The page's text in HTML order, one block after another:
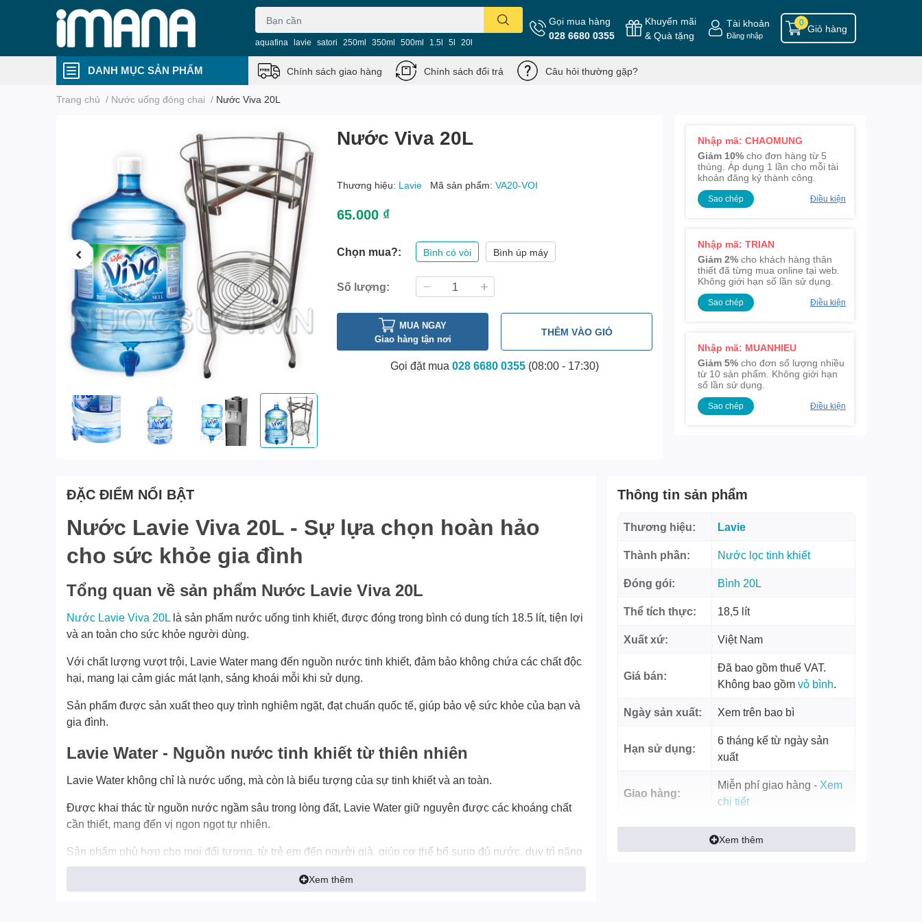
aquafina lavie satori 250ml 350ml 500ml 1.5l 5l 20l
Gọi mua hàng
028 6680 0355
Khuyến mãi
& Quà tặng
Tài khoản
Đăng nhập
Giỏ hàng
0
DANH MỤC SẢN PHẨM Chính sách giao hàng Chính sách đổi trả Câu hỏi thường gặp?
Trang chủ / Nước uống đóng chai / Nước Viva 20L
Nước Viva 20L
Thương hiệu: Lavie Mã sản phẩm:VA20-VOI
65.000 ₫
Chọn mua?: Bình có vòi Bình úp máy
Số lượng:
MUA NGAY
Giao hàng tận nơi
THÊM VÀO GIỎ
Gọi đặt mua028 6680 0355 (08:00 - 17:30)
Nhập mã: CHAOMUNG
Giảm 10%cho đơn hàng từ 5
thùng. Áp dụng 1 lần cho mỗi tài
khoản đăng ký thành công.
Sao chép Điều kiện
Nhập mã: TRIAN
Giảm 2%cho khách hàng thân
thiết đã từng mua online tại web.
Không giới hạn số lần sử dụng.
Sao chép Điều kiện
Nhập mã: MUANHIEU
Giảm 5%cho đơn số lượng nhiều
từ 10 sản phẩm. Không giới hạn
số lần sử dụng.
Sao chép Điều kiện
ĐẶC ĐIỂM NỔI BẬT
Nước Lavie Viva 20L - Sự lựa chọn hoàn hảo
cho sức khỏe gia đình
Tổng quan về sản phẩm Nước Lavie Viva 20L
Nước Lavie Viva 20L là sản phẩm nước uống tinh khiết, được đóng trong bình có dung tích 18.5 lít, tiện lợi
và an toàn cho sức khỏe người dùng.
Với chất lượng vượt trội, Lavie Water mang đến nguồn nước tinh khiết, đảm bảo không chứa các chất độc
hại, mang lại cảm giác mát lạnh, sảng khoái mỗi khi sử dụng.
Sản phẩm được sản xuất theo quy trình nghiêm ngặt, đạt chuẩn quốc tế, giúp bảo vệ sức khỏe của bạn và
gia đình.
Lavie Water - Nguồn nước tinh khiết từ thiên nhiên
Lavie Water không chỉ là nước uống, mà còn là biểu tượng của sự tinh khiết và an toàn.
Được khai thác từ nguồn nước ngầm sâu trong lòng đất, Lavie Water giữ nguyên được các khoáng chất
cần thiết, mang đến vị ngon ngọt tự nhiên.
Sản phẩm phù hợp cho mọi đối tượng, từ trẻ em đến người già, giúp cơ thể bổ sung đủ nước, duy trì năng
lượng và sức khỏe suốt cả ngày dài.
Bình 18.5 lít tiện lợi - Lựa chọn hoàn hảo cho gia đình và văn
Xem thêm
Thông tin sản phẩm
Thương hiệu: Lavie
Thành phần: Nước lọc tinh khiết
Đóng gói: Bình 20L
Thể tích thực: 18,5 lít
Xuất xứ: Việt Nam
Giá bán:
Đã bao gồm thuế VAT.
Không bao gồm vỏ bình.
Ngày sản xuất: Xem trên bao bì
Hạn sử dụng:
6 tháng kể từ ngày sản
xuất
Giao hàng:
Miễn phí giao hàng - Xem
chi tiết
Xem thêm